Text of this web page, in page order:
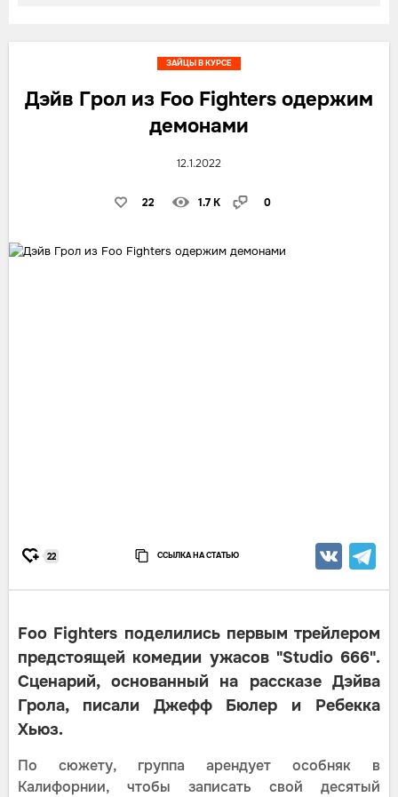
Дэйв Грол из Foo Fighters одержим
демонами
12.1.2022
22 1.7 K 0
ЗАЙЦЫ В КУРСЕ
22 ССЫЛКА НА СТАТЬЮ
Foo Fighters поделились первым трейлером
предстоящей комедии ужасов "Studio 666".
Сценарий, основанный на рассказе Дэйва
Грола, писали Джефф Бюлер и Ребекка
Хьюз.
По сюжету, группа арендует особняк в
Калифорнии, чтобы записать свой десятый